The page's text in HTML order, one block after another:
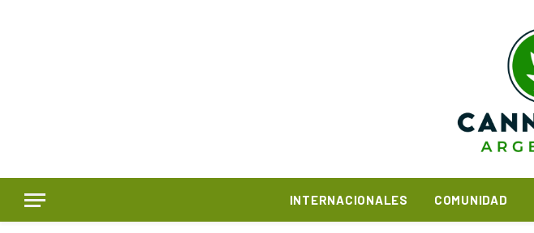
INTERNACIONALES COMUNIDAD